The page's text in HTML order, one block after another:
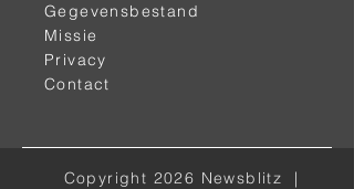
Gegevensbestand
Missie
Privacy
Contact
Copyright 2026 Newsblitz |